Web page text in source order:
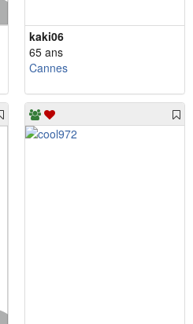
kaki06
65 ans
Cannes